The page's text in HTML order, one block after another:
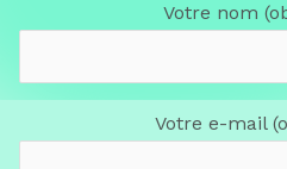
Votre nom
Votre e-mail